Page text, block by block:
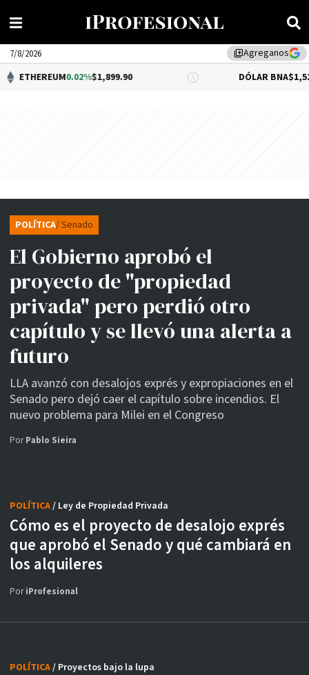
library_addAgreganos
7/8/2026
0.02%$1,899.90 DÓLAR BNA$1,520.00
El Gobierno aprobó el
proyecto de "propiedad
privada" pero perdió otro
capítulo y se llevó una alerta a
futuro
LLA avanzó con desalojos exprés y expropiaciones en el
Senado pero dejó caer el capítulo sobre incendios. El
nuevo problema para Milei en el Congreso
POLÍTICA/ Senado
PorPablo Sieira
Cómo es el proyecto de desalojo exprés
que aprobó el Senado y qué cambiará en
los alquileres
POLÍTICA/ Ley de Propiedad Privada
PoriProfesional
POLÍTICA/ Proyectos bajo la lupa